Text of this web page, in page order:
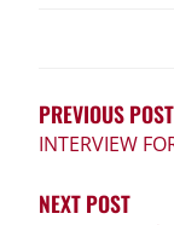
L’ARTICLE
PREVIOUS POST
INTERVIEW
NEXT POST